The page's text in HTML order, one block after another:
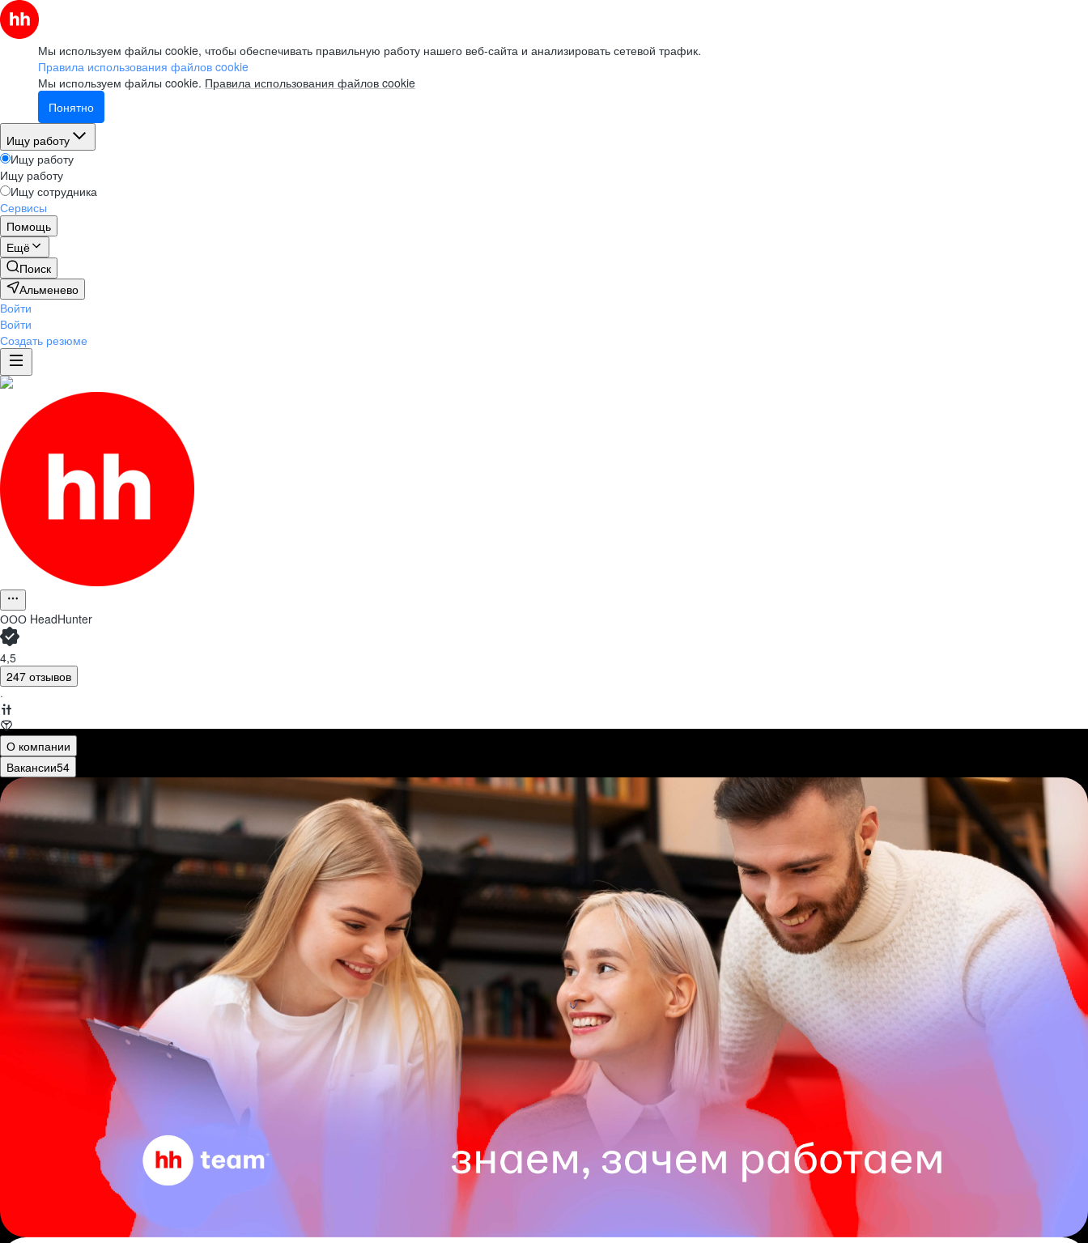
Мы используем файлы cookie, чтобы обеспечивать правильную работу нашего веб-сайта и анализировать сетевой трафик.
Правила использования файлов cookie
Мы используем файлы cookie. Правила использования файлов cookie
Понятно
Ищу работу
Ищу работу
Ищу работу
Ищу сотрудника
Сервисы
Помощь
Ещё
Поиск
Альменево
Войти
Войти
Создать резюме
ООО HeadHunter
4,5
247 отзывов
·
О компании
Вакансии54